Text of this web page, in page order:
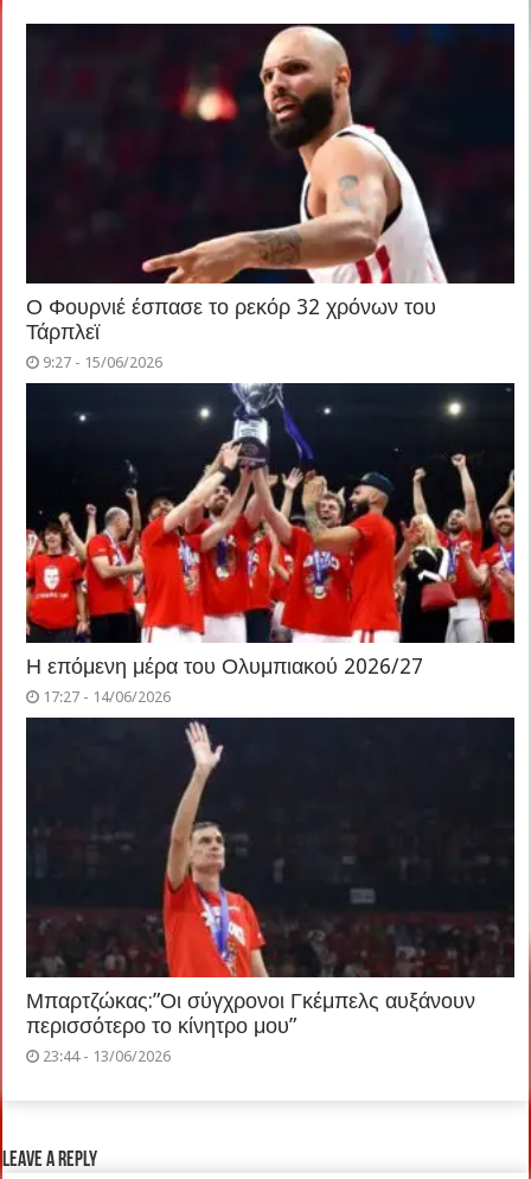
Ο Φουρνιέ έσπασε το ρεκόρ 32 χρόνων του
Τάρπλεϊ
9:27 - 15/06/2026
Η επόμενη μέρα του Ολυμπιακού 2026/27
17:27 - 14/06/2026
Μπαρτζώκας:”Οι σύγχρονοι Γκέμπελς αυξάνουν
περισσότερο το κίνητρο μου”
23:44 - 13/06/2026
Leave a Reply